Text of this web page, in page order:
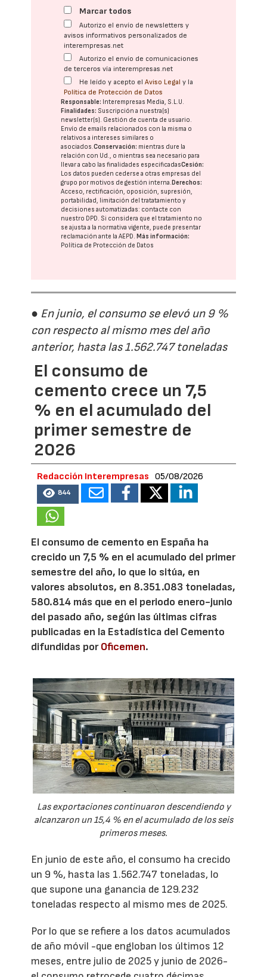
Marcar todos
Autorizo el envío de newsletters y
avisos informativos personalizados de
interempresas.net
Autorizo el envío de comunicaciones
de terceros vía interempresas.net
He leído y acepto elAviso Legal y la
Política de Protección de Datos
Responsable: Interempresas Media, S.L.U.
Finalidades: Suscripción a nuestra(s)
newsletter(s). Gestión de cuenta de usuario.
Envío de emails relacionados con la misma o
relativos a intereses similares o
asociados.Conservación: mientras dure la
relación con Ud., o mientras sea necesario para
llevar a cabo las finalidades especificadasCesión:
Los datos pueden cederse a otras empresas del
grupo por motivos de gestión interna. Derechos:
Acceso, rectificación, oposición, supresión,
portabilidad, limitación del tratatamiento y
decisiones automatizadas: contacte con
nuestro DPD. Si considera que el tratamiento no
se ajusta a la normativa vigente, puede presentar
reclamación ante laAEPD. Más información:
Política de Protección de Datos
● En junio, el consumo se elevó un 9 %
con respecto al mismo mes del año
anterior, hasta las 1.562.747 toneladas
El consumo de
cemento crece un 7,5
% en el acumulado del
primer semestre de
2026
Redacción Interempresas 05/08/2026
844
El consumo de cemento en España ha
crecido un 7,5 % en el acumulado del primer
semestre del año, lo que lo sitúa, en
valores absolutos, en 8.351.083 toneladas,
580.814 más que en el periodo enero-junio
del pasado año, según las últimas cifras
publicadas en la Estadística del Cemento
difundidas porOficemen.
Las exportaciones continuaron descendiendo y
alcanzaron un 15,4 % en el acumulado de los seis
primeros meses.
En junio de este año, el consumo ha crecido
un 9 %, hasta las 1.562.747 toneladas, lo
que supone una ganancia de 129.232
toneladas respecto al mismo mes de 2025.
Por lo que se refiere a los datos acumulados
de año móvil -que engloban los últimos 12
meses, entre julio de 2025 y junio de 2026-